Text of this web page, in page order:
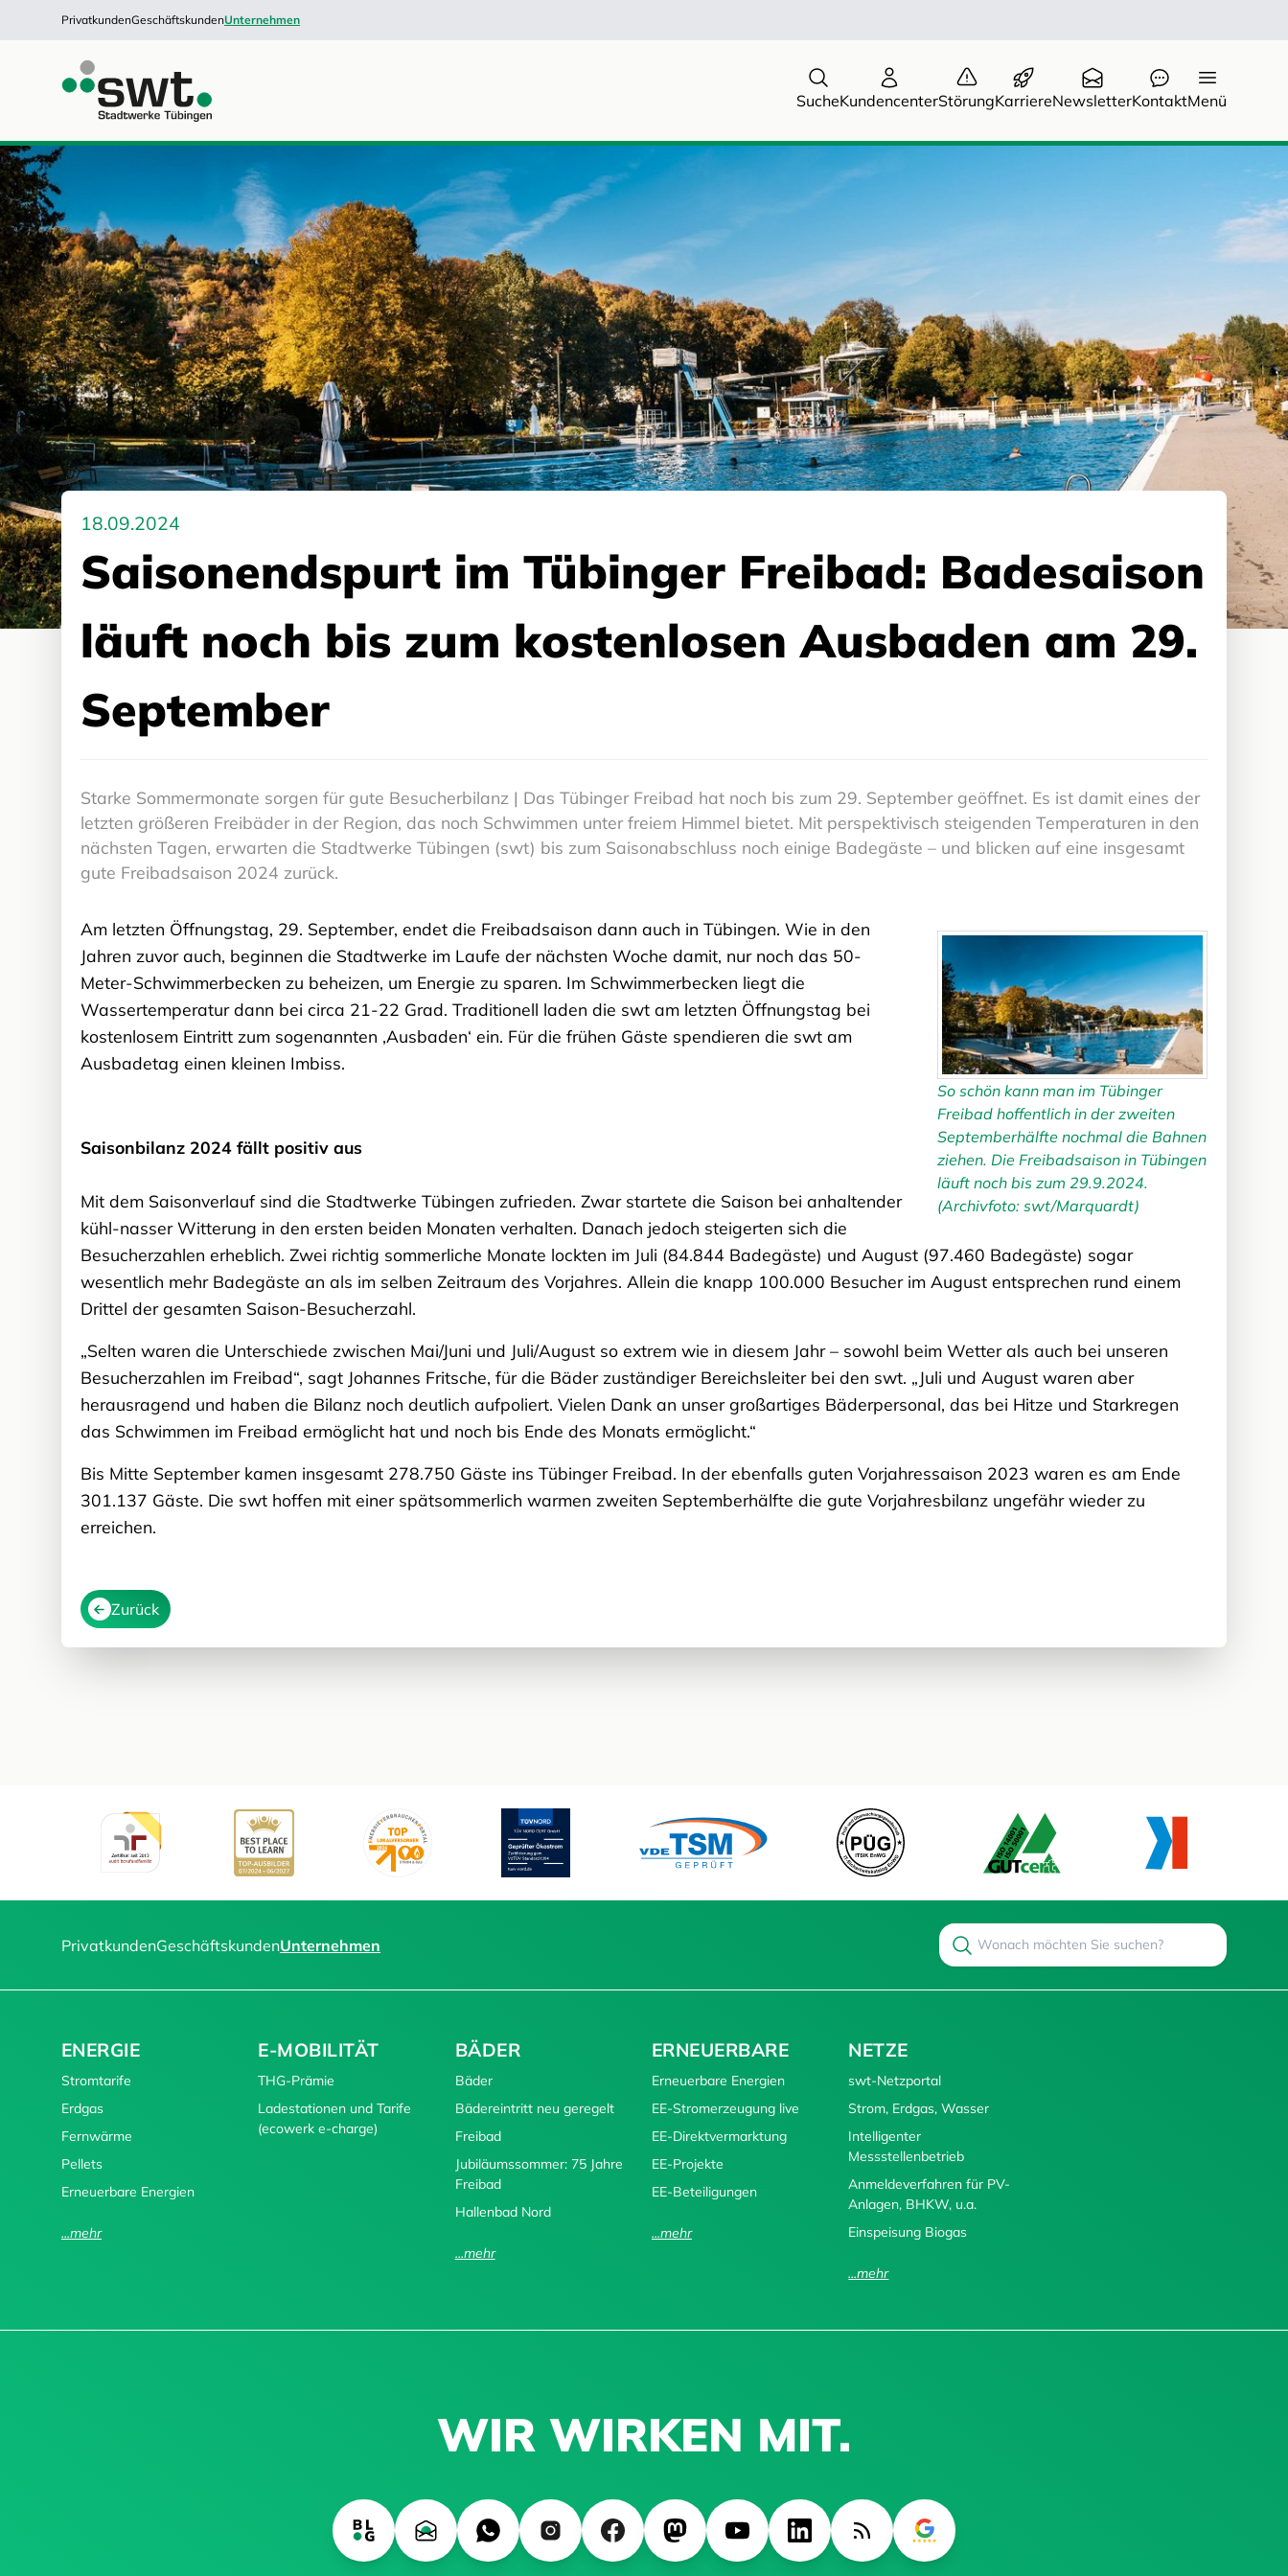
PrivatkundenGeschäftskundenUnternehmen
SucheKundencenterStörungKarriereNewsletterKontaktMenü
18.09.2024
Saisonendspurt im Tübinger Freibad: Badesaison
läuft noch bis zum kostenlosen Ausbaden am 29.
September
Starke Sommermonate sorgen für gute Besucherbilanz | Das Tübinger Freibad hat noch bis zum 29. September geöffnet. Es ist damit eines der
letzten größeren Freibäder in der Region, das noch Schwimmen unter freiem Himmel bietet. Mit perspektivisch steigenden Temperaturen in den
nächsten Tagen, erwarten die Stadtwerke Tübingen (swt) bis zum Saisonabschluss noch einige Badegäste – und blicken auf eine insgesamt
gute Freibadsaison 2024 zurück.
So schön kann man im Tübinger
Freibad hoffentlich in der zweiten
Septemberhälfte nochmal die Bahnen
ziehen. Die Freibadsaison in Tübingen
läuft noch bis zum 29.9.2024.
(Archivfoto: swt/Marquardt)
Am letzten Öffnungstag, 29. September, endet die Freibadsaison dann auch in Tübingen. Wie in den
Jahren zuvor auch, beginnen die Stadtwerke im Laufe der nächsten Woche damit, nur noch das 50-
Meter-Schwimmerbecken zu beheizen, um Energie zu sparen. Im Schwimmerbecken liegt die
Wassertemperatur dann bei circa 21-22 Grad. Traditionell laden die swt am letzten Öffnungstag bei
kostenlosem Eintritt zum sogenannten ‚Ausbaden‘ ein. Für die frühen Gäste spendieren die swt am
Ausbadetag einen kleinen Imbiss.
Saisonbilanz 2024 fällt positiv aus
Mit dem Saisonverlauf sind die Stadtwerke Tübingen zufrieden. Zwar startete die Saison bei anhaltender
kühl-nasser Witterung in den ersten beiden Monaten verhalten. Danach jedoch steigerten sich die
Besucherzahlen erheblich. Zwei richtig sommerliche Monate lockten im Juli (84.844 Badegäste) und August (97.460 Badegäste) sogar
wesentlich mehr Badegäste an als im selben Zeitraum des Vorjahres. Allein die knapp 100.000 Besucher im August entsprechen rund einem
Drittel der gesamten Saison-Besucherzahl.
„Selten waren die Unterschiede zwischen Mai/Juni und Juli/August so extrem wie in diesem Jahr – sowohl beim Wetter als auch bei unseren
Besucherzahlen im Freibad“, sagt Johannes Fritsche, für die Bäder zuständiger Bereichsleiter bei den swt. „Juli und August waren aber
herausragend und haben die Bilanz noch deutlich aufpoliert. Vielen Dank an unser großartiges Bäderpersonal, das bei Hitze und Starkregen
das Schwimmen im Freibad ermöglicht hat und noch bis Ende des Monats ermöglicht.“
Bis Mitte September kamen insgesamt 278.750 Gäste ins Tübinger Freibad. In der ebenfalls guten Vorjahressaison 2023 waren es am Ende
301.137 Gäste. Die swt hoffen mit einer spätsommerlich warmen zweiten Septemberhälfte die gute Vorjahresbilanz ungefähr wieder zu
erreichen.
Zurück
PrivatkundenGeschäftskundenUnternehmen
Search
ENERGIE
Stromtarife
Erdgas
Fernwärme
Pellets
Erneuerbare Energien
...mehr
E-MOBILITÄT
THG-Prämie
Ladestationen und Tarife
(ecowerk e-charge)
BÄDER
Bäder
Bädereintritt neu geregelt
Freibad
Jubiläumssommer: 75 Jahre
Freibad
Hallenbad Nord
...mehr
ERNEUERBARE
Erneuerbare Energien
EE-Stromerzeugung live
EE-Direktvermarktung
EE-Projekte
EE-Beteiligungen
...mehr
NETZE
swt-Netzportal
Strom, Erdgas, Wasser
Intelligenter
Messstellenbetrieb
Anmeldeverfahren für PV-
Anlagen, BHKW, u.a.
Einspeisung Biogas
...mehr
WIR WIRKEN MIT.